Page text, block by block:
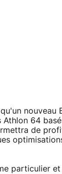
qu'un nouveau
64
de
particulier